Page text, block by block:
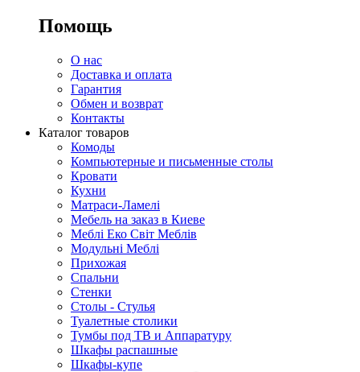
Помощь
О нас
Доставка и оплата
Гарантия
Обмен и возврат
Контакты
Каталог товаров
Комоды
Компьютерные и письменные столы
Кровати
Кухни
Матраси-Ламелі
Мебель на заказ в Киеве
Меблі Еко Світ Меблів
Модульні Меблі
Прихожая
Спальни
Стенки
Столы - Стулья
Туалетные столики
Тумбы под ТВ и Аппаратуру
Шкафы распашные
Шкафы-купе